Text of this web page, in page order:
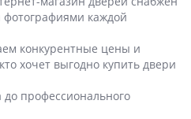
каждой
конкурентные цены и
хочет выгодно купить двери
до профессионального